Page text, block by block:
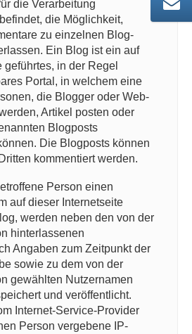
die Verarbeitung
die Möglichkeit,
zu einzelnen Blog-
Ein Blog ist ein auf
geführtes, in der Regel
Portal, in welchem eine
die Blogger oder Web-
Artikel posten oder
Blogposts
Die Blogposts können
kommentiert werden.
Person einen
auf dieser Internetseite
werden neben den von der
hinterlassenen
Angaben zum Zeitpunkt der
sowie zu dem von der
gewählten Nutzernamen
und veröffentlicht.
Internet-Service-Provider
Person vergebene IP-